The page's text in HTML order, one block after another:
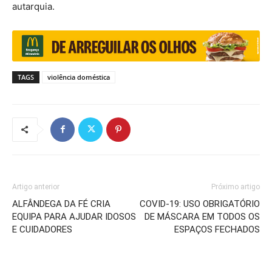
autarquia.
TAGS violência doméstica
Artigo anterior
ALFÂNDEGA DA FÉ CRIA
EQUIPA PARA AJUDAR IDOSOS
E CUIDADORES
Próximo artigo
COVID-19: USO OBRIGATÓRIO
DE MÁSCARA EM TODOS OS
ESPAÇOS FECHADOS